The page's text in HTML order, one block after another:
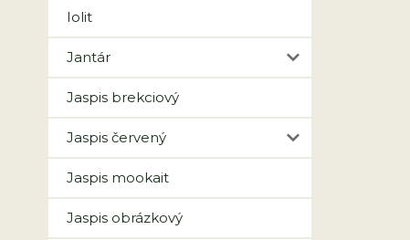
Iolit
Jantár
Jaspis brekciový
Jaspis červený
Jaspis mookait
Jaspis obrázkový